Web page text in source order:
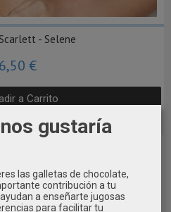
- Selene
€
a Carrito
gustaría
las galletas de chocolate,
contribución a tu
a enseñarte jugosas
para facilitar tu